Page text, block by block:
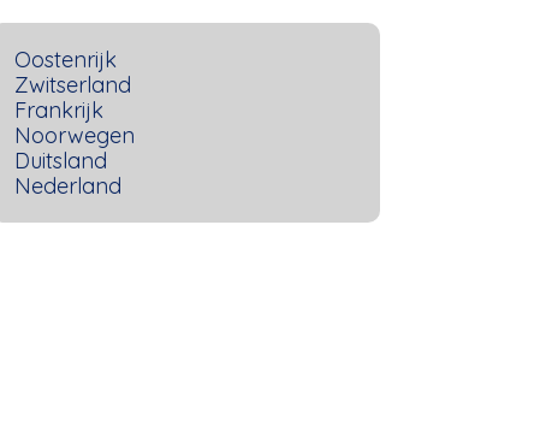
Oostenrijk
Zwitserland
Frankrijk
Noorwegen
Duitsland
Nederland